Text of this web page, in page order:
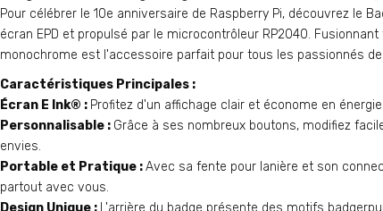
Pour célébrer le 10e anniversaire de Raspberry Pi, découvrez le
écran EPD et propulsé par le microcontrôleur RP2040.
monochrome est l'accessoire parfait pour tous les passionnés
Caractéristiques Principales :
Écran E Ink® : Profitez d'un affichage clair et économe en
Personnalisable : Grâce à ses nombreux boutons, modifiez
envies.
Portable et Pratique :Avec sa fente pour lanière et son
partout avec vous.
Design Unique : L'arrière du badge présente des motifs